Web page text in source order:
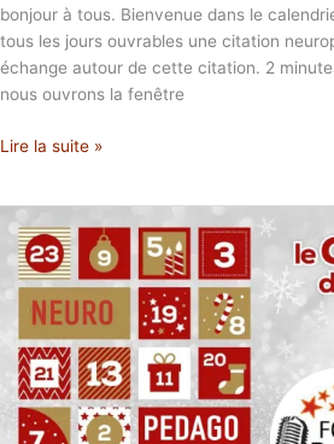
bonjour à tous. Bienvenue dans le
tous les jours ouvrables une citation
échange autour de cette citation. 2
nous ouvrons la fenêtre
Lire la suite »
Apprendre
effort